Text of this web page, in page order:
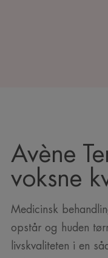
Avène
voksne
Medicinsk
opstår og huden
livskvaliteten i en